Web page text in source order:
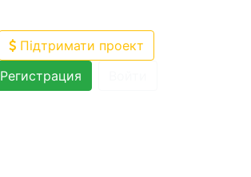
Підтримати проект
Регистрация